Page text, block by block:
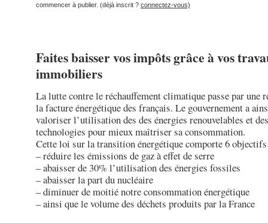
commencer à publier. (déjà inscrit ? connectez-vous)
Faites baisser vos impôts grâce à vos
immobiliers
La lutte contre le réchauffement climatique passe par une
la facture énergétique des français. Le gouvernement a
valoriser l’utilisation des des énergies renouvelables et
technologies pour mieux maîtriser sa consommation.
Cette loi sur la transition énergétique comporte 6
– réduire les émissions de gaz à effet de serre
– abaisser de 30% l’utilisation des énergies fossiles
– abaisser la part du nucléaire
– diminuer de moitié notre consommation énergétique
– ainsi que le volume des déchets produits par la France